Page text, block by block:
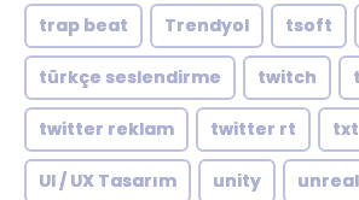
trap beat Trendyol tsoft
türkçe seslendirme twitch
twitter reklam twitter rt txt
UI / UX Tasarım unity